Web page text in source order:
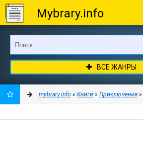
Mybrary.info
ВСЕ ЖАНРЫ
mybrary.info » Книги » Приключения »